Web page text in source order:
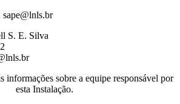
sape@lnls.br
S. E. Silva
informações sobre a equipe responsável por
esta Instalação.